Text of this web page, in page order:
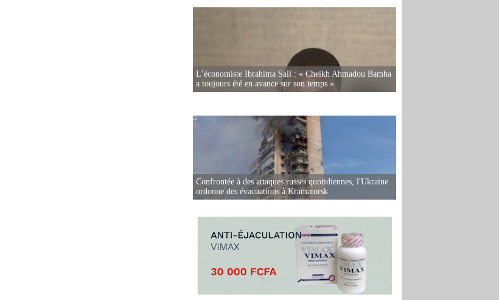
L’économiste Ibrahima Sall : « Cheikh Ahmadou Bamba
a toujours été en avance sur son temps »
Confrontée à des attaques russes quotidiennes, l'Ukraine
ordonne des évacuations à Kramatorsk